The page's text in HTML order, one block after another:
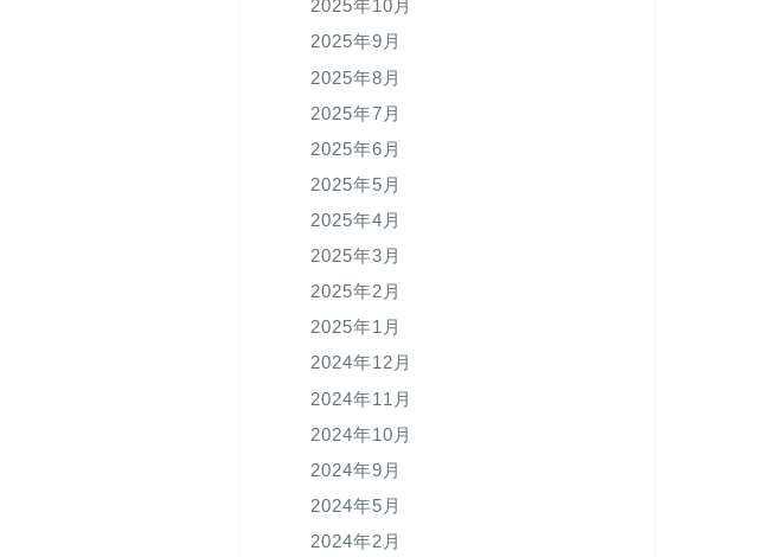
2025年10月
2025年9月
2025年8月
2025年7月
2025年6月
2025年5月
2025年4月
2025年3月
2025年2月
2025年1月
2024年12月
2024年11月
2024年10月
2024年9月
2024年5月
2024年2月